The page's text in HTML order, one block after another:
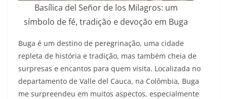
Basílica del Señor de los Milagros: um
símbolo de fé, tradição e devoção em Buga
Buga é um destino de peregrinação, uma cidade
repleta de história e tradição, mas também cheia de
surpresas e encantos para quem visita. Localizada no
departamento de Valle del Cauca, na Colômbia, Buga
me surpreendeu em muitos aspectos, especialmente